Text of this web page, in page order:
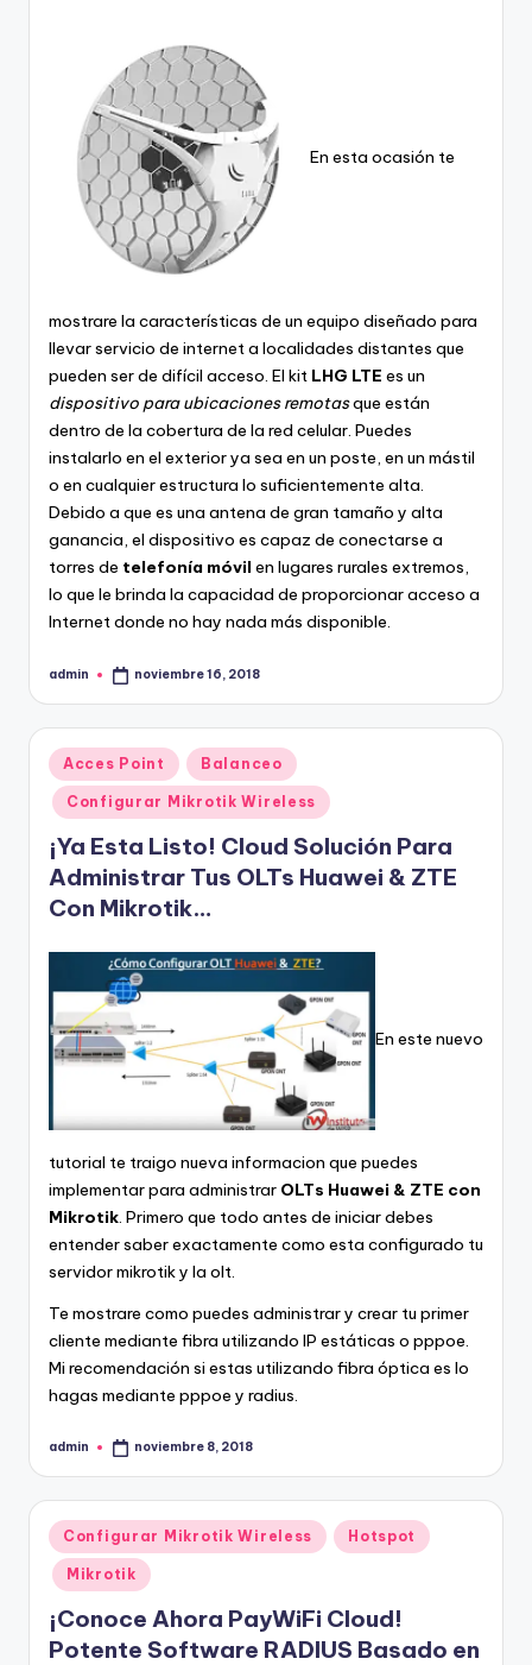
En esta ocasión te
mostrare la características de un equipo diseñado para
llevar servicio de internet a localidades distantes que
pueden ser de difícil acceso. El kit LHG LTE es un
dispositivo para ubicaciones remotasque están
dentro de la cobertura de la red celular. Puedes
instalarlo en el exterior ya sea en un poste, en un mástil
o en cualquier estructura lo suficientemente alta.
Debido a que es una antena de gran tamaño y alta
ganancia, el dispositivo es capaz de conectarse a
torres de telefonía móvil en lugares rurales extremos,
lo que le brinda la capacidad de proporcionar acceso a
Internet donde no hay nada más disponible.
Publicado
admin noviembre 16, 2018
Publicado
en
Acces Point Balanceo
Configurar Mikrotik Wireless
¡Ya Esta Listo! Cloud Solución Para
Administrar Tus OLTs Huawei & ZTE
Con Mikrotik…
En este nuevo
tutorial te traigo nueva informacion que puedes
implementar para administrar OLTs Huawei & ZTE con
Mikrotik . Primero que todo antes de iniciar debes
entender saber exactamente como esta configurado tu
servidor mikrotik y la olt.
Te mostrare como puedes administrar y crear tu primer
cliente mediante fibra utilizando IP estáticas o pppoe.
Mi recomendación si estas utilizando fibra óptica es lo
hagas mediante pppoe y radius.
Publicado
admin noviembre 8, 2018
Publicado
en
Configurar Mikrotik Wireless Hotspot
Mikrotik
¡Conoce Ahora PayWiFi Cloud!
Potente Software RADIUS Basado en